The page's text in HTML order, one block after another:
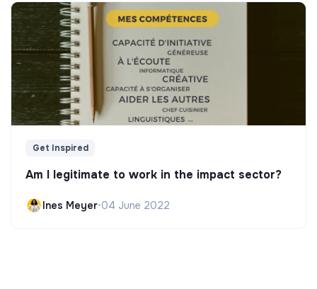
Get Inspired
Am I legitimate to work in the impact sector?
Ines Meyer•04 June 2022